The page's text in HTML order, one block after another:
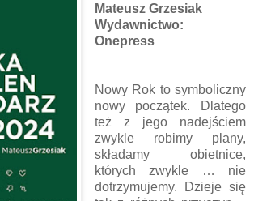
Mateusz Grzesiak
Wydawnictwo:
Onepress
Nowy Rok to symboliczny
nowy początek. Dlatego
też z jego nadejściem
zwykle robimy plany,
składamy obietnice,
których zwykle … nie
dotrzymujemy. Dzieje się